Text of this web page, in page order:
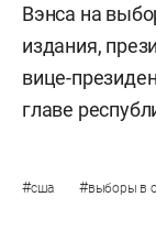
Вэнса на
издания,
вице-
главе
#сша #выборы в